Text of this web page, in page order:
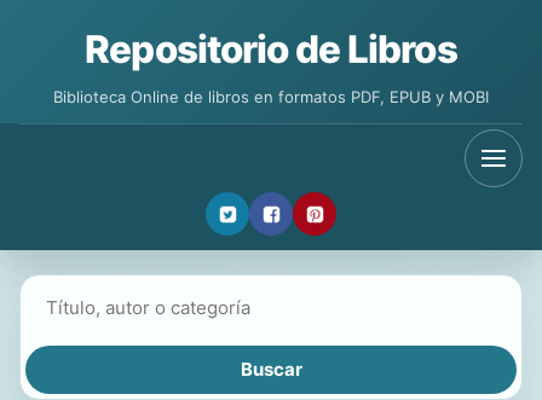
Repositorio de Libros
Biblioteca Online de libros en formatos PDF, EPUB y MOBI